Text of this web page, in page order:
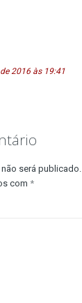
2016 às 19:41
será publicado.
com *